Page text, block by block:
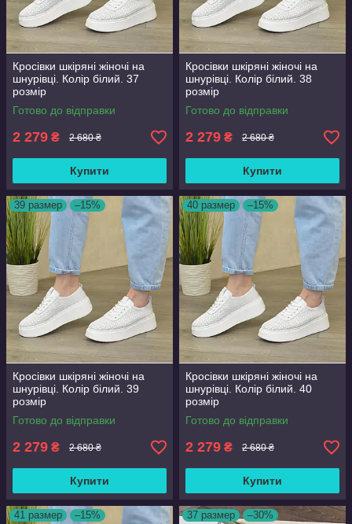
Кросівки шкіряні жіночі на
шнурівці. Колір білий. 37
розмір
Готово до відправки
2 279 ₴ 2 680 ₴
Купити
Кросівки шкіряні жіночі на
шнурівці. Колір білий. 38
розмір
Готово до відправки
2 279 ₴ 2 680 ₴
Купити
39 размер –15%
Кросівки шкіряні жіночі на
шнурівці. Колір білий. 39
розмір
Готово до відправки
2 279 ₴ 2 680 ₴
Купити
40 размер –15%
Кросівки шкіряні жіночі на
шнурівці. Колір білий. 40
розмір
Готово до відправки
2 279 ₴ 2 680 ₴
Купити
41 размер –15% 37 размер –30%